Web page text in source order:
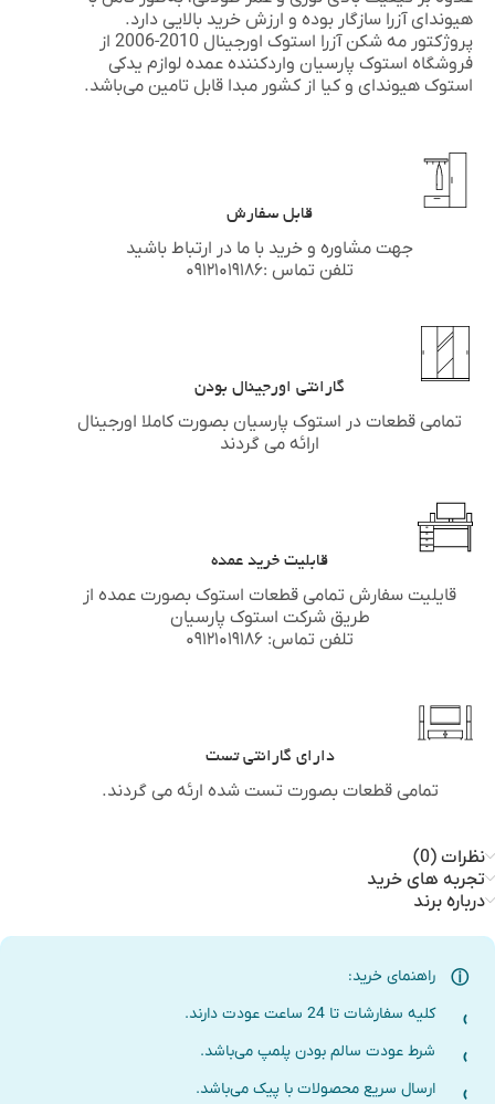
هیوندای آزرا سازگار بوده و ارزش خرید بالایی دارد.
پروژکتور مه شکن آزرا استوک اورجینال 2010-2006 از
فروشگاه استوک پارسیان واردکننده عمده لوازم یدکی
استوک هیوندای وکیا از کشور مبدا قابل تامین می‌باشد.
قابل سفارش
جهت مشاوره و خرید با ما در ارتباط باشید
تلفن تماس :۰۹۱۲۱۰۱۹۱۸۶
گارانتی اورجینال بودن
تمامی قطعات در استوک پارسیان بصورت کاملا اورجینال
ارائه می گردند
قابلیت خرید عمده
قایلیت سفارش تمامی قطعات استوک بصورت عمده از
طریق شرکت استوک پارسیان
تلفن تماس: ۰۹۱۲۱۰۱۹۱۸۶
دارای گارانتی تست
تمامی قطعات بصورت تست شده ارئه می گردند.
نظرات (0)
تجربه های خرید
درباره برند
راهنمای خرید:
کلیه سفارشات تا 24 ساعت عودت دارند.
شرط عودت سالم بودن پلمپ می‌باشد.
ارسال سریع محصولات با پیک می‌باشد.